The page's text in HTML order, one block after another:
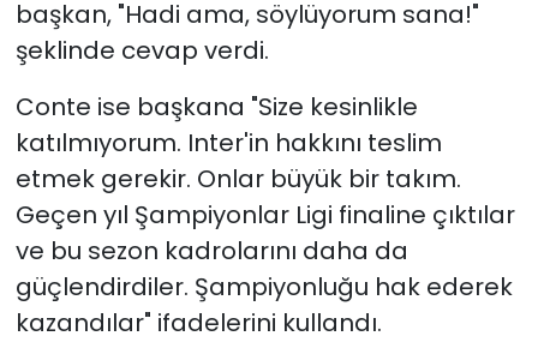
başkan, "Hadi ama, söylüyorum sana!"
şeklinde cevap verdi.
Conte ise başkana "Size kesinlikle
katılmıyorum. Inter'in hakkını teslim
etmek gerekir. Onlar büyük bir takım.
Geçen yıl Şampiyonlar Ligi finaline çıktılar
ve bu sezon kadrolarını daha da
güçlendirdiler. Şampiyonluğu hak ederek
kazandılar" ifadelerini kullandı.